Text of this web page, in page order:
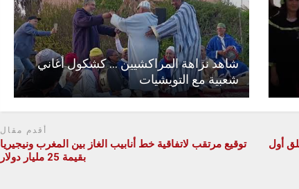
شاهد نزاهة المراكشيين … كشكول أغاني
شعبية مع التويشيات
تطلق أول
أقدم مقال
توقيع مرتقب لاتفاقية خط أنابيب الغاز بين المغرب ونيجيريا
بقيمة 25 مليار دولار